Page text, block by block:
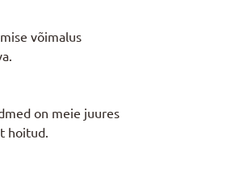
võimalus
on meie juures
hoitud.